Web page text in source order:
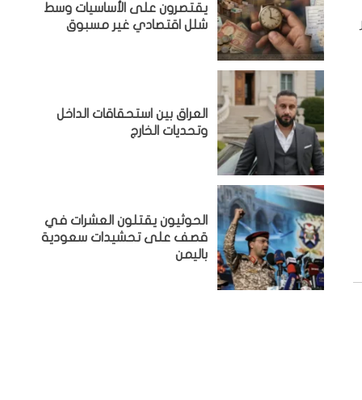
يقتصرون على الأساسيات وسط
شلل اقتصادي غير مسبوق
‏العراق بين استحقاقات الداخل
وتحديات الخارج
الحوثيون يقتلون العشرات في
قصف على تحشيدات سعودية
باليمن